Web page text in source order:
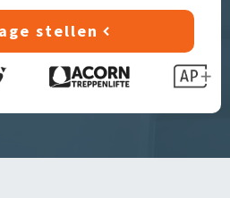
stellen